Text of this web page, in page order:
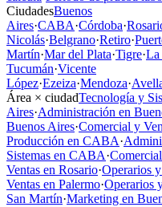
CiudadesBuenos
Aires·CABA·Córdoba·
Nicolás·Belgrano·Retiro·
Martín·Mar del Plata·Tigre·La
Tucumán·Vicente
López·Ezeiza·Mendoza·
Área × ciudadTecnología y
Aires·Administración en
Buenos Aires·Comercial y
Producción en CABA·
Sistemas en CABA·
Ventas en Rosario·Operarios
Ventas en Palermo·Operarios
San Martín·Marketing en